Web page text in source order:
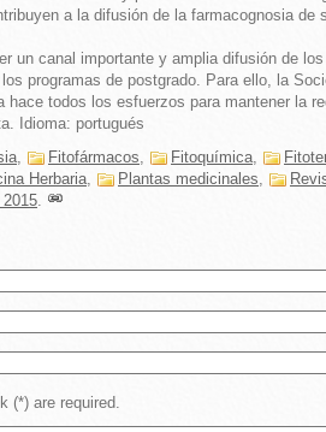
a la difusión de la farmacognosia de
un canal importante y amplia difusión de los
programas de postgrado. Para ello, la
hace todos los esfuerzos para mantener la
Idioma: portugués
, Fitofármacos, Fitoquímica,
Herbaria, Plantas medicinales,
2015.
(*) are required.